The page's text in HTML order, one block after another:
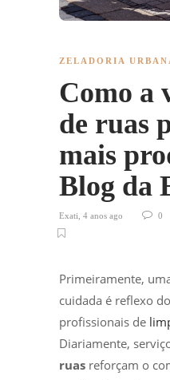
ZELADORIA
Como a
de ruas
mais
Blog da
Exati 4 anos ago 0
Primeiramente,
cuidada é reflexo
profissionais de
Diariamente,
ruas reforçam o